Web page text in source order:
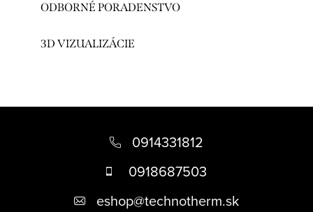
ODBORNÉ PORADENSTVO
3D VIZUALIZÁCIE
0914331812
0918687503
eshop@technotherm.sk